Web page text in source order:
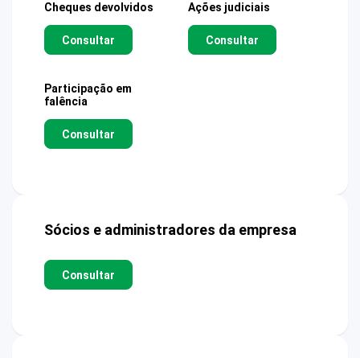
Cheques devolvidos
Consultar
Ações judiciais
Consultar
Participação em
falência
Consultar
Sócios e administradores da empresa
Consultar